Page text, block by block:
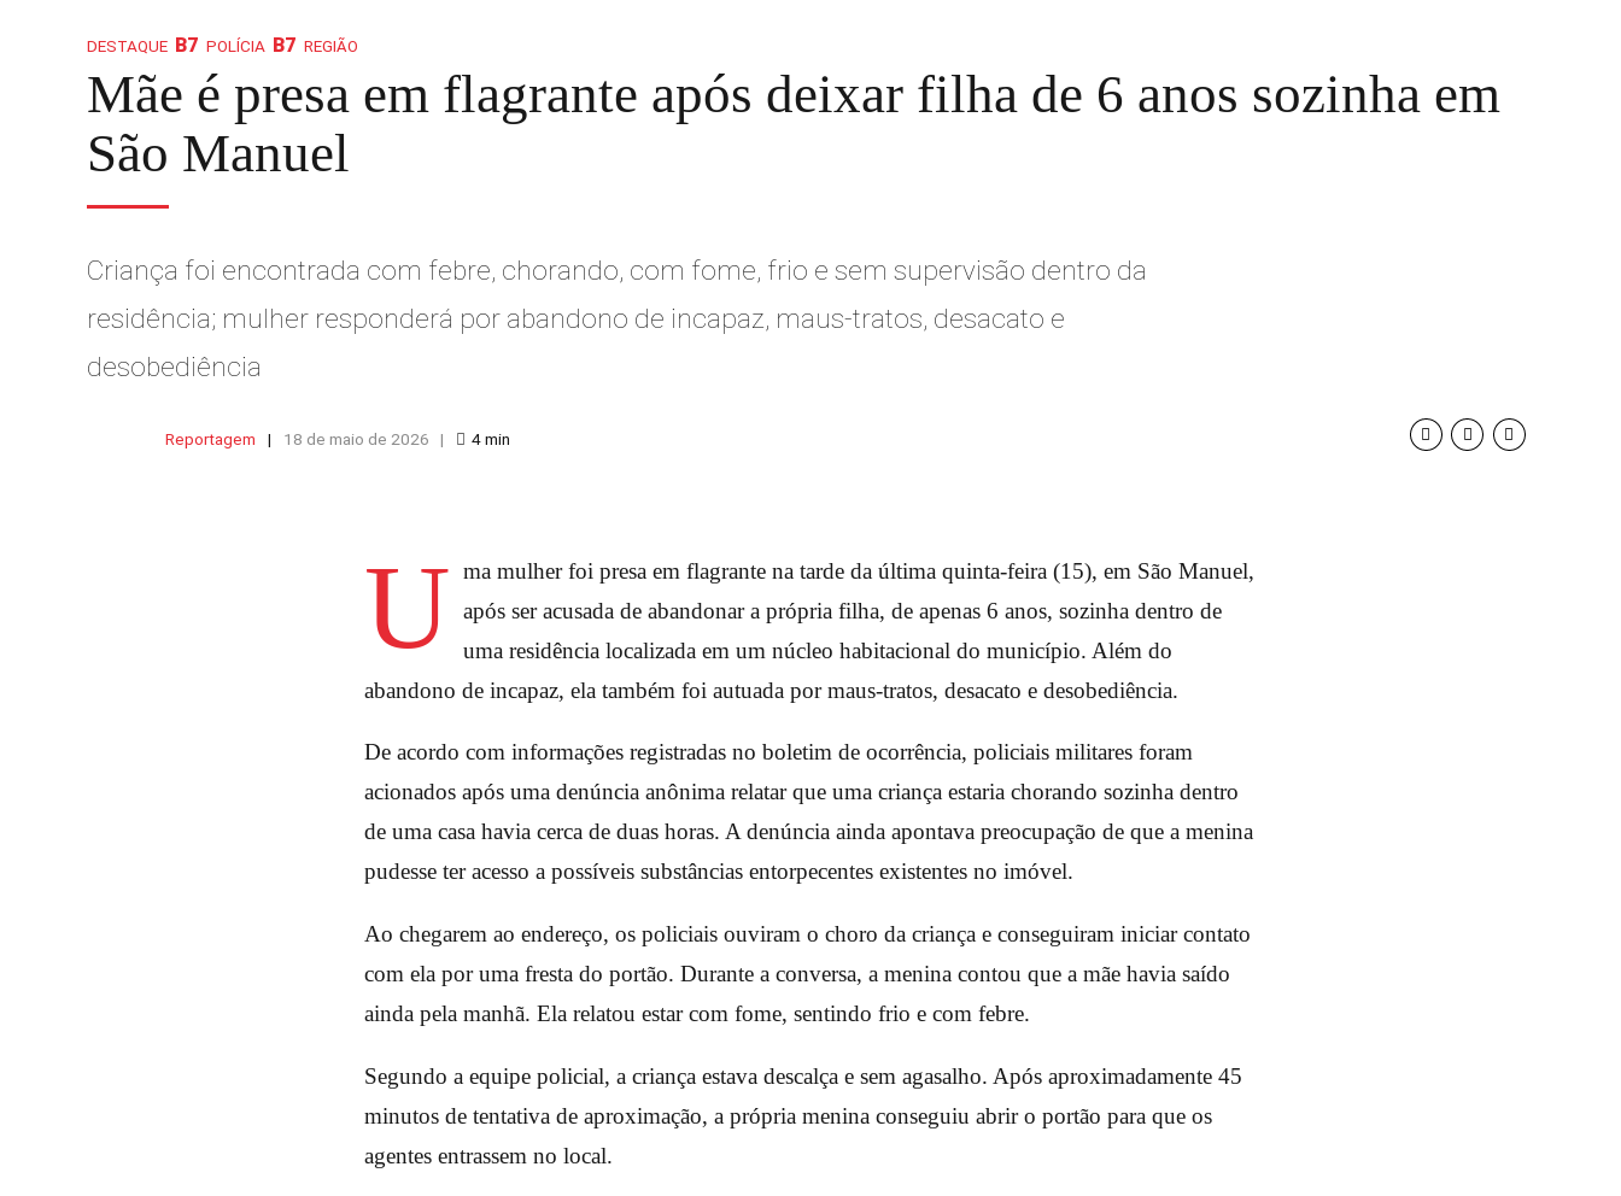
DESTAQUE POLÍCIA REGIÃO
Mãe é presa em flagrante após deixar filha de 6 anos sozinha em
São Manuel
Criança foi encontrada com febre, chorando, com fome, frio e sem supervisão dentro da
residência; mulher responderá por abandono de incapaz, maus-tratos, desacato e
desobediência
Reportagem 18 de maio de 2026 4min
U ma mulher foi presa em flagrante na tarde da última quinta-feira (15), em São Manuel,
após ser acusada de abandonar a própria filha, de apenas 6 anos, sozinha dentro de
uma residência localizada em um núcleo habitacional do município. Além do
abandono de incapaz, ela também foi autuada por maus-tratos, desacato e desobediência.
De acordo com informações registradas no boletim de ocorrência, policiais militares foram
acionados após uma denúncia anônima relatar que uma criança estaria chorando sozinha dentro
de uma casa havia cerca de duas horas. A denúncia ainda apontava preocupação de que a menina
pudesse ter acesso a possíveis substâncias entorpecentes existentes no imóvel.
Ao chegarem ao endereço, os policiais ouviram o choro da criança e conseguiram iniciar contato
com ela por uma fresta do portão. Durante a conversa, a menina contou que a mãe havia saído
ainda pela manhã. Ela relatou estar com fome, sentindo frio e com febre.
Segundo a equipe policial, a criança estava descalça e sem agasalho. Após aproximadamente 45
minutos de tentativa de aproximação, a própria menina conseguiu abrir o portão para que os
agentes entrassem no local.